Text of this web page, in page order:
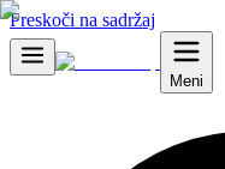
Preskoči na sadržaj
Meni